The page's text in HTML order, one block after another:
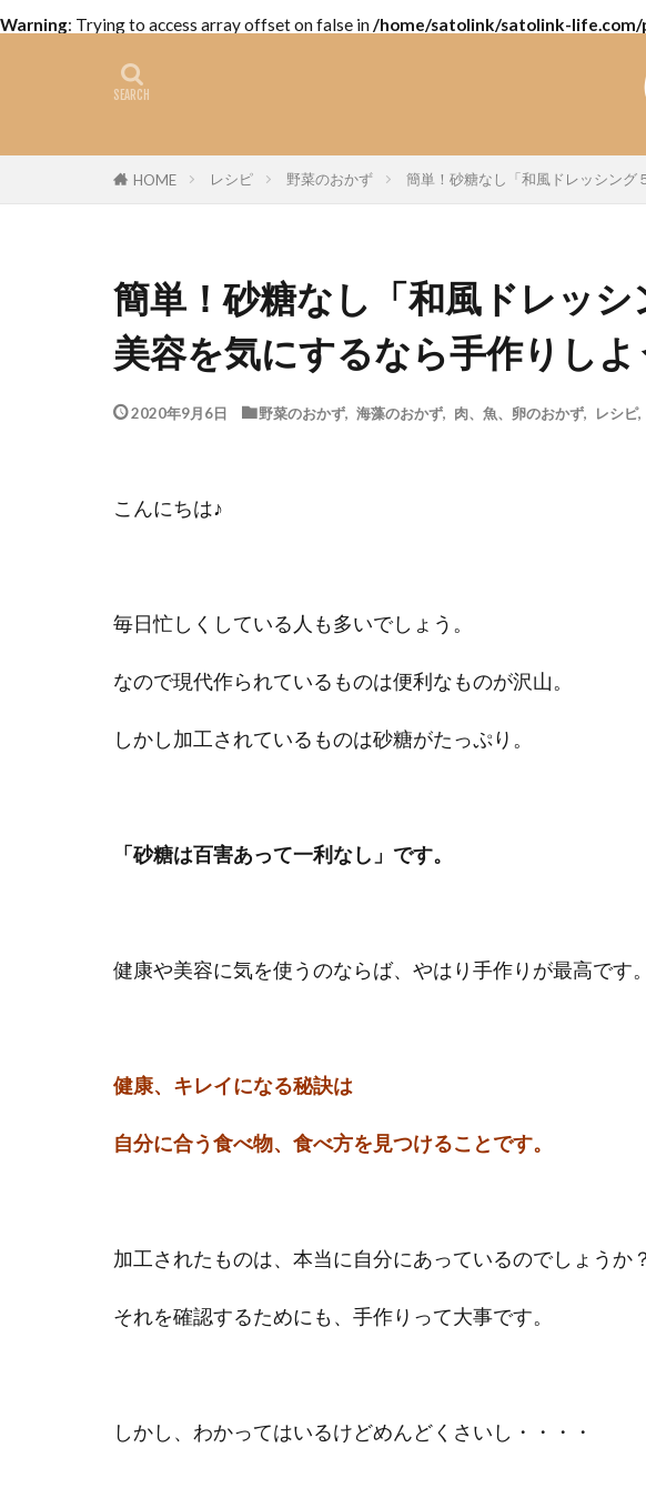
Warning: Trying to access array offset on false in/home/satolink/satolink-
HOME レシピ 野菜のおかず 簡単！砂糖なし「和風ドレッシング
簡単！砂糖なし「和風ドレッシ
美容を気にするなら手作りしよ
2020年9月6日 野菜のおかず 海藻のおかず 肉、魚、卵のおかず レシピ,
こんにちは♪
毎日忙しくしている人も多いでしょう。
なので現代作られているものは便利なものが沢山。
しかし加工されているものは砂糖がたっぷり。
「砂糖は百害あって一利なし」です。
健康や美容に気を使うのならば、やはり手作りが最高です。
健康、キレイになる秘訣は
自分に合う食べ物、食べ方を見つけることです。
加工されたものは、本当に自分にあっているのでしょうか？
それを確認するためにも、手作りって大事です。
しかし、わかってはいるけどめんどくさいし・・・・